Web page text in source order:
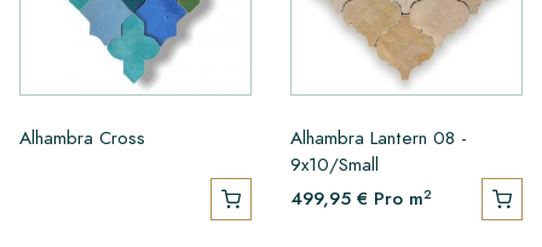
Alhambra Cross
Alhambra Lantern 08 -
9x10/Small
499,95 € Pro m2